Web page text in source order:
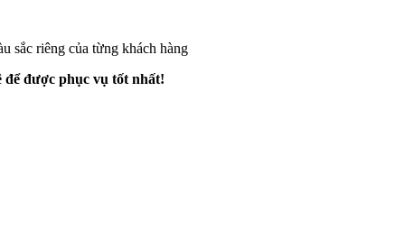
sắc riêng của từng khách hàng
để được phục vụ tốt nhất!